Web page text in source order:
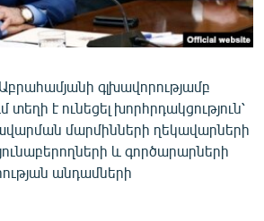
գլխավորությամբ
տեղի է ունեցել խորհրդակցություն՝
մարմինների ղեկավարների
և գործարարների
անդամների